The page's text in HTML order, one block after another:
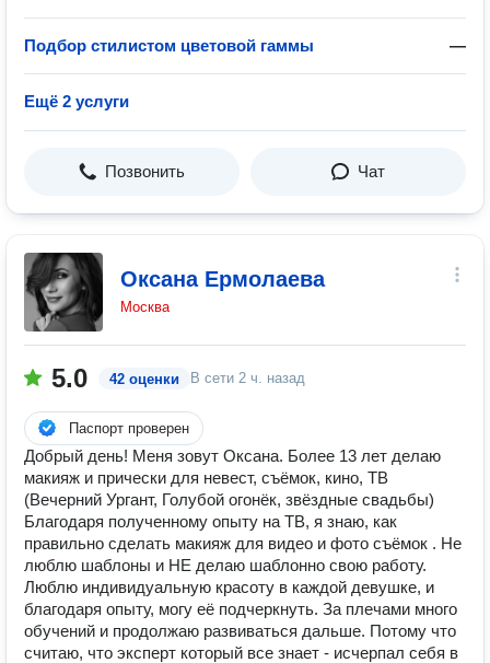
Подбор стилистом цветовой гаммы —
Ещё 2 услуги
Позвонить Чат
Оксана Ермолаева
Москва
5.0 42 оценки В сети 2 ч. назад
Паспорт проверен
Добрый день! Меня зовут Оксана. Более 13 лет делаю
макияж и прически для невест, съёмок, кино, ТВ
(Вечерний Ургант, Голубой огонёк, звёздные свадьбы)
Благодаря полученному опыту на ТВ, я знаю, как
правильно сделать макияж для видео и фото съёмок . Не
люблю шаблоны и НЕ делаю шаблонно свою работу.
Люблю индивидуальную красоту в каждой девушке, и
благодаря опыту, могу её подчеркнуть. За плечами много
обучений и продолжаю развиваться дальше. Потому что
считаю, что эксперт который все знает - исчерпал себя в